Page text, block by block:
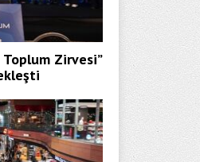
Zirvesi”